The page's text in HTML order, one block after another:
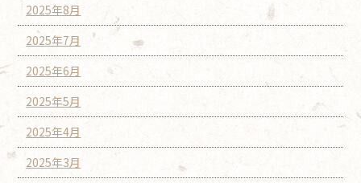
2025年8月
2025年7月
2025年6月
2025年5月
2025年4月
2025年3月